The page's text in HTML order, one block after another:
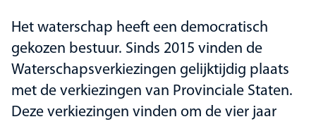
Het waterschap heeft een democratisch
gekozen bestuur. Sinds 2015 vinden de
Waterschapsverkiezingen gelijktijdig plaats
met de verkiezingen van Provinciale Staten.
Deze verkiezingen vinden om de vier jaar